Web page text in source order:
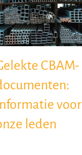
CBAM-
voor
leden